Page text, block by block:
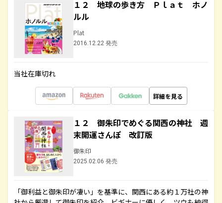
１２ 地球の歩き方 Ｐｌａｔ ホノ
ルル
Plat
2016.12.22 発売
当社在庫切れ
詳細を見る
１２ 御朱印でめぐる関西の神社 週
末開運さんぽ 改訂版
御朱印
2025.02.06 発売
「御利益と御朱印が凄い」を基準に、関西にある約１万社の神